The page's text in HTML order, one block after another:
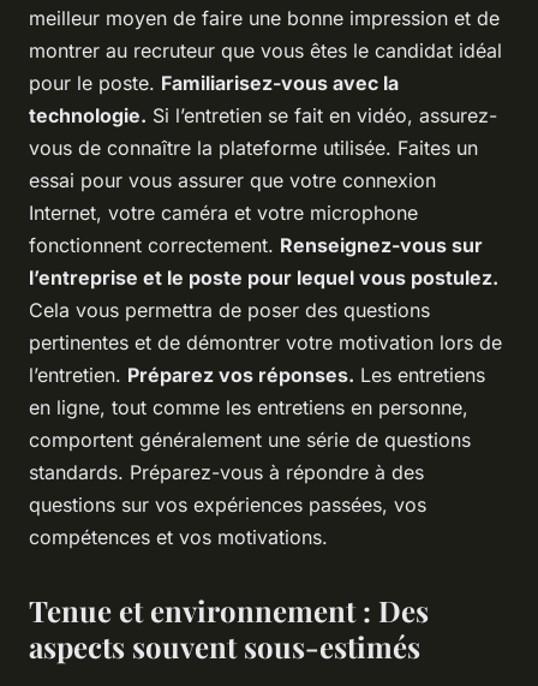
meilleur moyen de faire une bonne impression et de
montrer au recruteur que vous êtes le candidat idéal
pour le poste. Familiarisez-vous avec la
technologie. Si l’entretien se fait en vidéo, assurez-
vous de connaître la plateforme utilisée. Faites un
essai pour vous assurer que votre connexion
Internet, votre caméra et votre microphone
fonctionnent correctement. Renseignez-vous sur
l’entreprise et le poste pour lequel vous postulez.
Cela vous permettra de poser des questions
pertinentes et de démontrer votre motivation lors de
l’entretien. Préparez vos réponses. Les entretiens
en ligne, tout comme les entretiens en personne,
comportent généralement une série de questions
standards. Préparez-vous à répondre à des
questions sur vos expériences passées, vos
compétences et vos motivations.
Tenue et environnement : Des
aspects souvent sous-estimés